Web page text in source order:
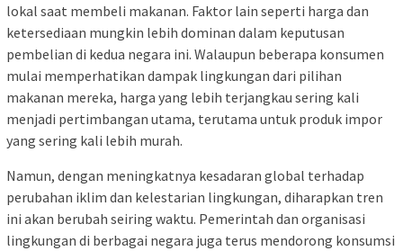
lokal saat membeli makanan. Faktor lain seperti harga dan
ketersediaan mungkin lebih dominan dalam keputusan
pembelian di kedua negara ini. Walaupun beberapa konsumen
mulai memperhatikan dampak lingkungan dari pilihan
makanan mereka, harga yang lebih terjangkau sering kali
menjadi pertimbangan utama, terutama untuk produk impor
yang sering kali lebih murah.
Namun, dengan meningkatnya kesadaran global terhadap
perubahan iklim dan kelestarian lingkungan, diharapkan tren
ini akan berubah seiring waktu. Pemerintah dan organisasi
lingkungan di berbagai negara juga terus mendorong konsumsi